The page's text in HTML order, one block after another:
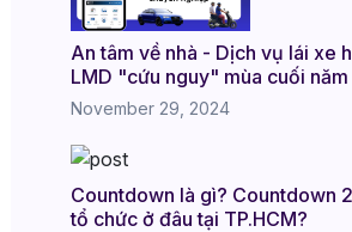
An tâm về nhà - Dịch vụ lái xe
LMD "cứu nguy" mùa cuối năm
November 29, 2024
Countdown là gì? Countdown
tổ chức ở đâu tại TP.HCM?